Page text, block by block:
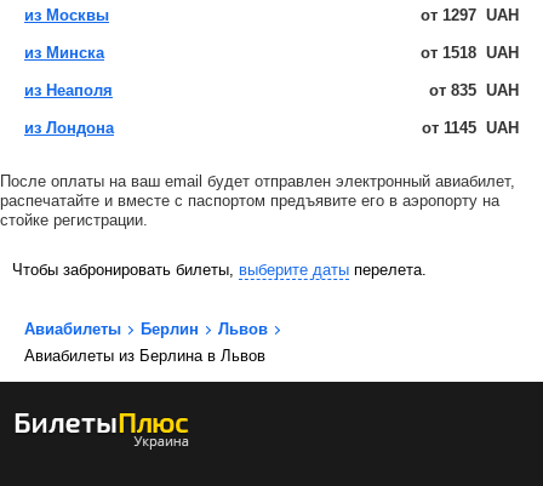
из Москвы от 1297 UAH
из Минска от 1518 UAH
из Неаполя от 835 UAH
из Лондона от 1145 UAH
После оплаты на ваш email будет отправлен электронный авиабилет,
распечатайте и вместе с паспортом предъявите его в аэропорту на
стойке регистрации.
Чтобы забронировать билеты, выберите даты перелета.
Авиабилеты Берлин
Львов
Авиабилеты из Берлина в Львов